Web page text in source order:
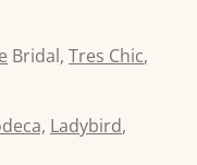
Bridal, Tres Chic,
Ladybird,